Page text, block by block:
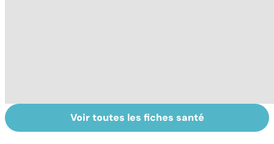
Dérèglement
hormonal : et si
Tout savoir sur
les infections
Voir toutes les fiches santé